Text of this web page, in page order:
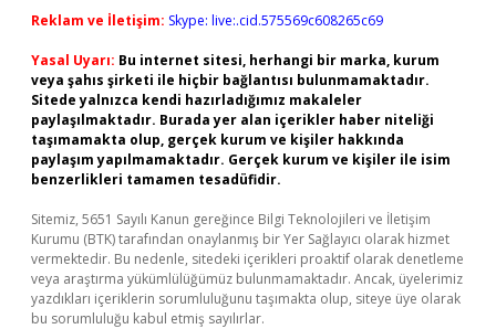
Reklam ve İletişim: Skype: live:.cid.575569c608265c69
Yasal Uyarı: Bu internet sitesi, herhangi bir marka, kurum
veya şahıs şirketi ile hiçbir bağlantısı bulunmamaktadır.
Sitede yalnızca kendi hazırladığımız makaleler
paylaşılmaktadır. Burada yer alan içerikler haber niteliği
taşımamakta olup, gerçek kurum ve kişiler hakkında
paylaşım yapılmamaktadır. Gerçek kurum ve kişiler ile isim
benzerlikleri tamamen tesadüfidir.
Sitemiz, 5651 Sayılı Kanun gereğince Bilgi Teknolojileri ve İletişim
Kurumu (BTK) tarafından onaylanmış bir Yer Sağlayıcı olarak hizmet
vermektedir. Bu nedenle, sitedeki içerikleri proaktif olarak denetleme
veya araştırma yükümlülüğümüz bulunmamaktadır. Ancak, üyelerimiz
yazdıkları içeriklerin sorumluluğunu taşımakta olup, siteye üye olarak
bu sorumluluğu kabul etmiş sayılırlar.